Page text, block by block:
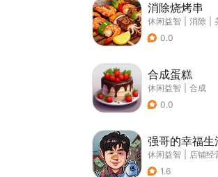
消除烧烤串
休闲益智 消除
0.0
合成蛋糕
休闲益智
合成
0.0
强哥的幸福生
休闲益智 店铺经
1.6